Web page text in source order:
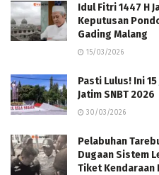
Idul Fitri 1447 H
Keputusan
Gading Malang
15/03/2026
Pasti Lulus! Ini
Jatim SNBT 2026
30/03/2026
Pelabuhan
Dugaan Sistem
Tiket Kendaraan